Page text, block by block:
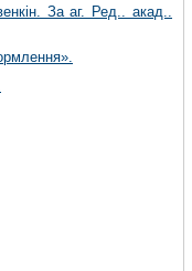
За аг. Ред.. акад..